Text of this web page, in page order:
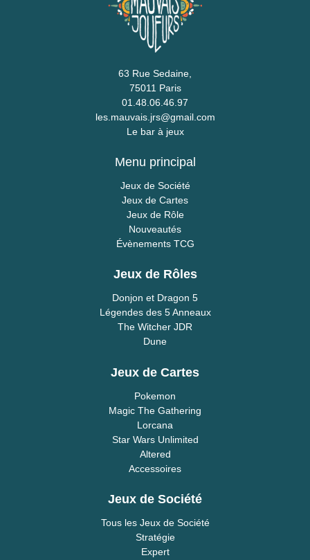
63 Rue Sedaine,
75011 Paris
01.48.06.46.97
les.mauvais.jrs@gmail.com
Le bar à jeux
Menu principal
Jeux de Société
Jeux de Cartes
Jeux de Rôle
Nouveautés
Évènements TCG
Jeux de Rôles
Donjon et Dragon 5
Légendes des 5 Anneaux
The Witcher JDR
Dune
Jeux de Cartes
Pokemon
Magic The Gathering
Lorcana
Star Wars Unlimited
Altered
Accessoires
Jeux de Société
Tous les Jeux de Société
Stratégie
Expert